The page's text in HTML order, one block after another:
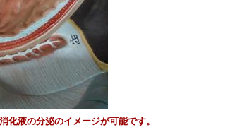
液の分泌のイメージが可能です。